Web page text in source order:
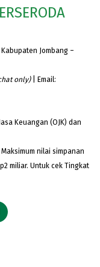
Kabupaten Jombang –
only)| Email:
Keuangan (OJK) dan
nilai simpanan
miliar. Untuk cek Tingkat